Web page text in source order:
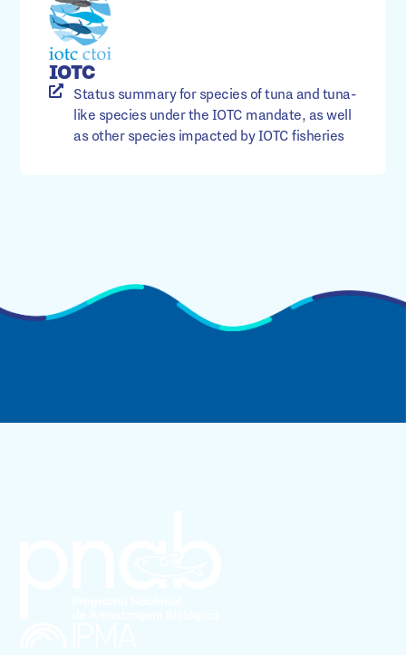
IOTC
Status summary for species of tuna and tuna-
like species under the IOTC mandate, as well
as other species impacted by IOTC fisheries